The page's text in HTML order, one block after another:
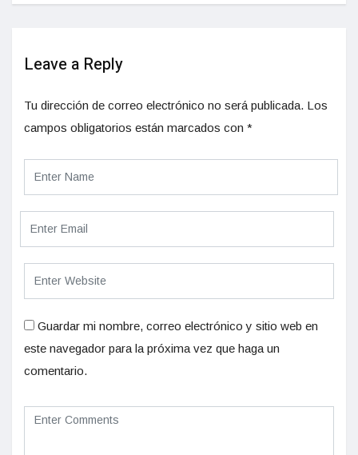
Leave a Reply
Tu dirección de correo electrónico no será publicada. Los
campos obligatorios están marcados con *
Guardar mi nombre, correo electrónico y sitio web en
este navegador para la próxima vez que haga un
comentario.